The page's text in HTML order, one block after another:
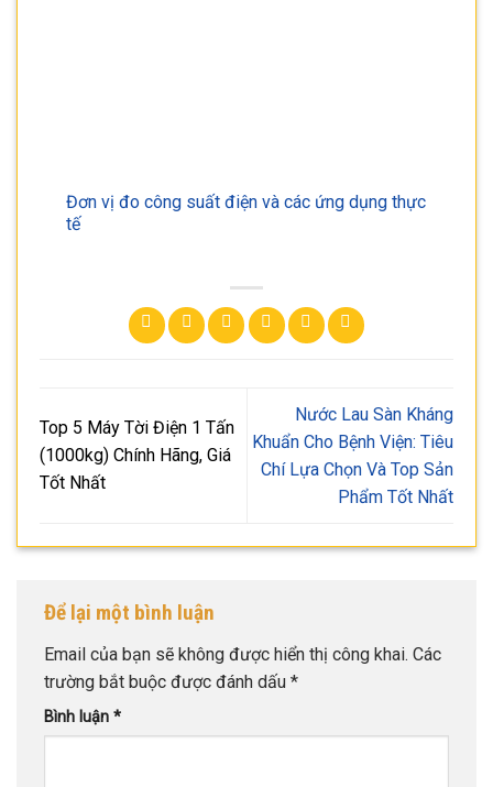
Đơn vị đo công suất điện và các ứng dụng thực
tế
Top 5 Máy Tời Điện 1 Tấn
(1000kg) Chính Hãng, Giá
Tốt Nhất
Nước Lau Sàn Kháng
Khuẩn Cho Bệnh Viện: Tiêu
Chí Lựa Chọn Và Top Sản
Phẩm Tốt Nhất
Để lại một bình luận
Email của bạn sẽ không được hiển thị công khai. Các
trường bắt buộc được đánh dấu *
Bình luận *